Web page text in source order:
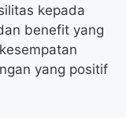
kepada
benefit yang
yang positif